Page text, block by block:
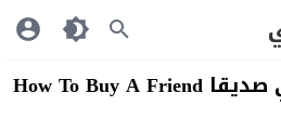
مسلسل كيف تشتري صديقا How To Buy A Friend